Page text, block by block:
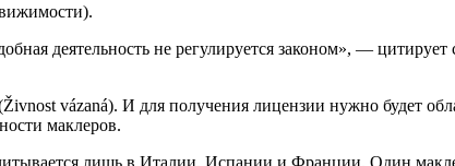
деятельность не регулируется законом», — цитирует
vázaná). И для получения лицензии нужно будет
маклеров.
лишь в Италии, Испании и Франции. Один